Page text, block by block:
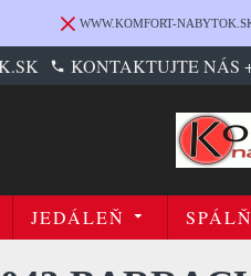
WWW.KOMFORT-
KONTAKTUJTE NÁS
JEDÁLEŇ